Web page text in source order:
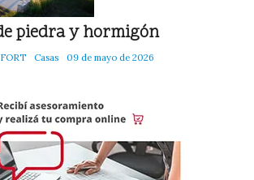
piedra y hormigón
Casas 09 de mayo de 2026